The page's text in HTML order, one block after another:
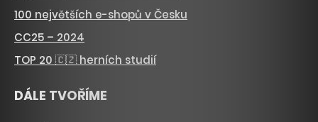
100 největších e-shopů v Česku
CC25 – 2024
TOP 20 🇨🇿 herních studií
DÁLE TVOŘÍME